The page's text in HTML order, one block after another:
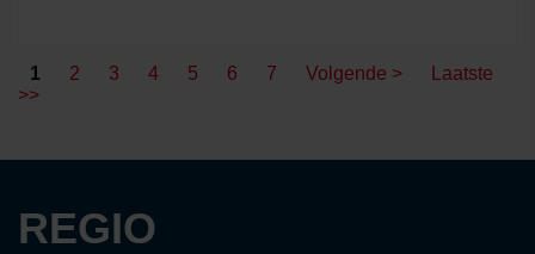
1 2 3 4 5 6 7 Volgende >
Laatste
>>
REGIO